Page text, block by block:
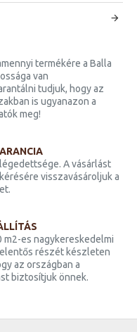
termékére a Balla
van
tudjuk, hogy az
is ugyanazon a
meg!
A vásárlást
visszavásároljuk a
es nagykereskedelmi
részét készleten
az országban a
biztosítjuk önnek.